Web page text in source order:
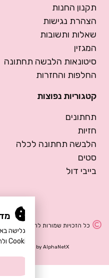
תקנון החנות
הצהרת נגישות
שאלות ותשובות
המגזין
סיטונאות הלבשה תחתונה
החלפות והחזרות
קטגוריות נפוצות
תחתונים
חזיות
הלבשה תחתונה לכלה
סטים
בייבי דול
כל הזכויות שמורות להרמוסה –
Development byAlphaNetX
הגלישה
Cookie ולתנאי מדיניות הפרטיות.